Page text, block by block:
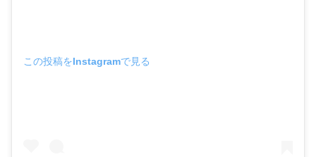
この投稿をInstagramで見る